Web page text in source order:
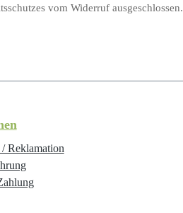
vom Widerruf ausgeschlossen.
Reklamation